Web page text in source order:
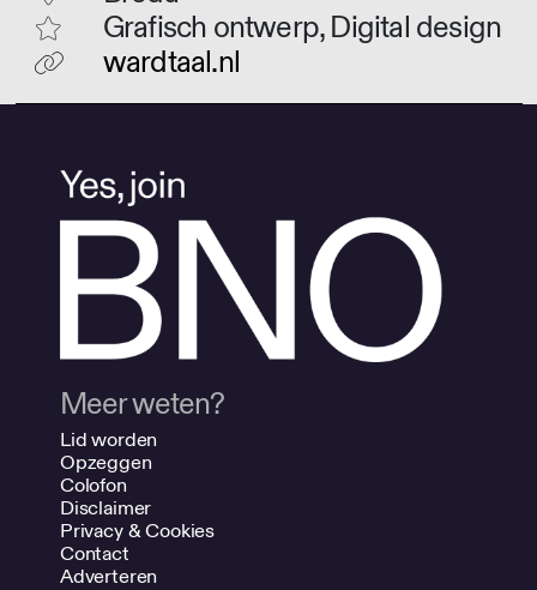
Grafisch ontwerp, Digital design
wardtaal.nl
Meer weten?
Lid worden
Opzeggen
Colofon
Disclaimer
Privacy & Cookies
Contact
Adverteren